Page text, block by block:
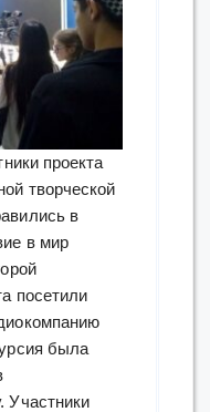
проекта
творческой
в
в мир
посетили
была
Участники